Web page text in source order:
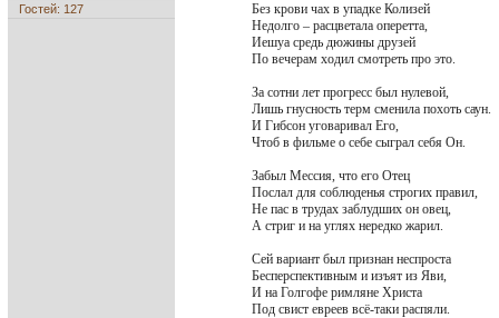
Гостей: 127
Без крови чах в упадке Колизей
Недолго – расцветала оперетта,
Иешуа средь дюжины друзей
По вечерам ходил смотреть про это.
За сотни лет прогресс был нулевой,
Лишь гнусность терм сменила похоть саун.
И Гибсон уговаривал Его,
Чтоб в фильме о себе сыграл себя Он.
Забыл Мессия, что его Отец
Послал для соблюденья строгих правил,
Не пас в трудах заблудших он овец,
А стриг и на углях нередко жарил.
Сей вариант был признан неспроста
Бесперспективным и изъят из Яви,
И на Голгофе римляне Христа
Под свист евреев всё-таки распяли.